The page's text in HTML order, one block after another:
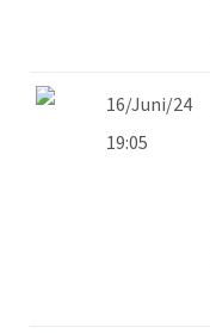
16/Juni/24
19:05